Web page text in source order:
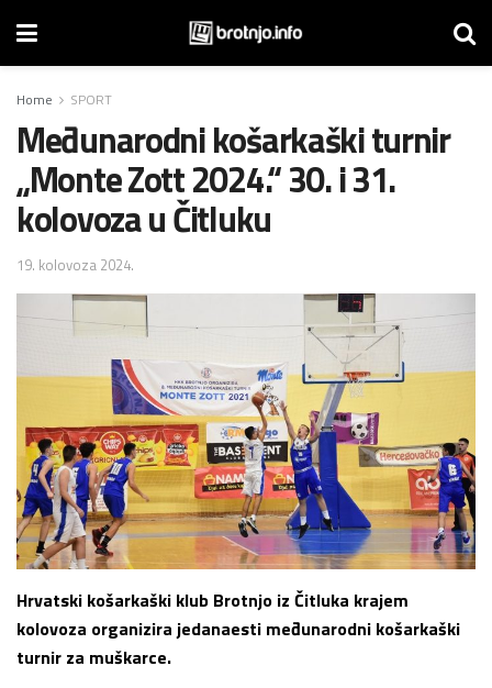
Home SPORT
Međunarodni košarkaški turnir
„Monte Zott 2024.“ 30. i 31.
kolovoza u Čitluku
19. kolovoza 2024.
Hrvatski košarkaški klub Brotnjo iz Čitluka krajem
kolovoza organizira jedanaesti međunarodni košarkaški
turnir za muškarce.